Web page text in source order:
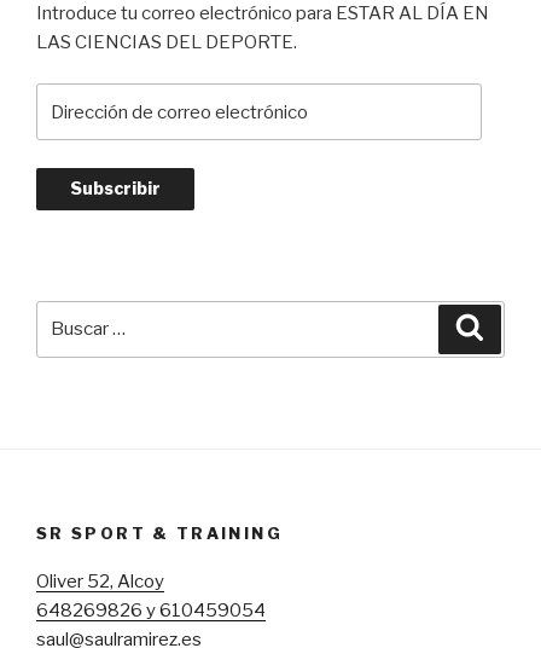
Introduce tu correo electrónico para ESTAR AL DÍA EN
LAS CIENCIAS DEL DEPORTE.
de
electrónico
Subscribir
SR SPORT & TRAINING
Oliver 52, Alcoy
648269826 y 610459054
saul@saulramirez.es